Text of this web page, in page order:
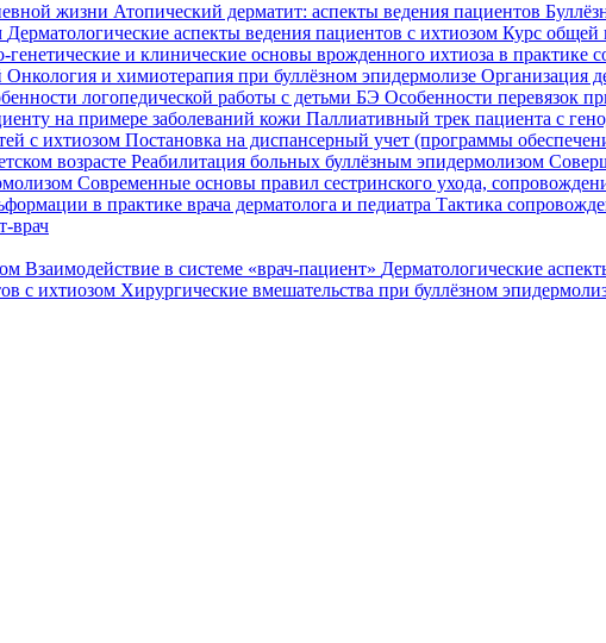
жизни Атопический дерматит: аспекты ведения пациентов
Дерматологические аспекты ведения пациентов с ихтиозом Курс общей
генетические и клинические основы врожденного ихтиоза в практике
Онкология и химиотерапия при буллёзном эпидермолизе Организация
логопедической работы с детьми БЭ Особенности перевязок
на примере заболеваний кожи Паллиативный трек пациента с
с ихтиозом Постановка на диспансерный учет (программы
возрасте Реабилитация больных буллёзным эпидермолизом
Современные основы правил сестринского ухода,
в практике врача дерматолога и педиатра Тактика
врач
Взаимодействие в системе «врач-пациент» Дерматологические
с ихтиозом Хирургические вмешательства при буллёзном